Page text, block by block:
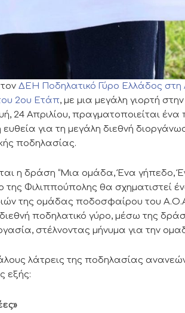
ΔΕΗ Ποδηλατικό Γύρο Ελλάδος
2ου Ετάπ, με μια μεγάλη γιορτή
24 Απριλίου, πραγματοποιείται ένα
για τη μεγάλη διεθνή
ποδηλασίας.
η δράση “Μια ομάδα, Ένα γήπεδο,
της Φιλιππούπολης θα σχηματιστεί
της ομάδας ποδοσφαίρου του
ποδηλατικό γύρο, μέσω της
στέλνοντας μήνυμα για την
λάτρεις της ποδηλασίας
εξής: